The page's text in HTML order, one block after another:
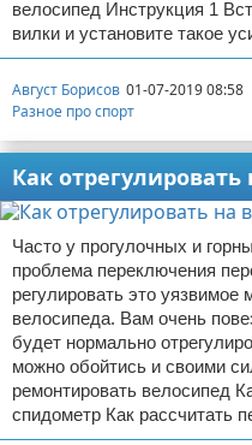
велосипед Инструкция 1
вилки и установите такое
Август Борисов 01-07-2019 08:58
Разное про спорт
Как отрегулировать
Часто у прогулочных и
проблема переключения
регулировать это уязвимое
велосипеда. Вам очень
будет нормально
можно обойтись и своими
ремонтировать велосипед
спидометр Как рассчитать